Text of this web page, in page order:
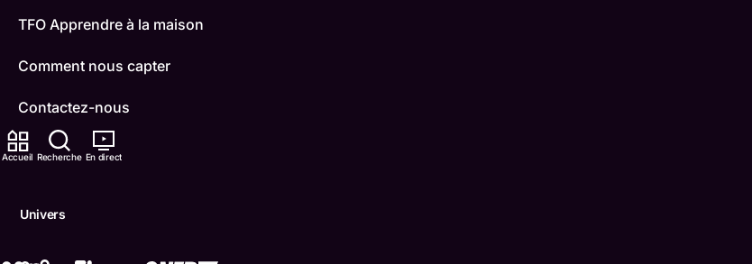
Accueil Recherche En direct
Univers
TFO Apprendre à la maison
Comment nous capter
Contactez-nous
ONFR